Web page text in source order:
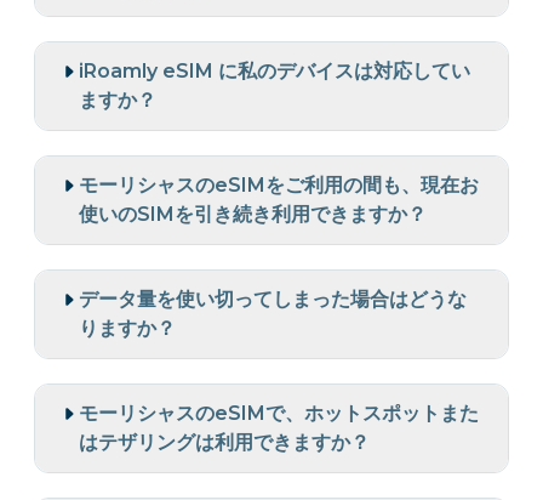
iRoamly eSIM に私のデバイスは対応してい
ますか？
モーリシャスのeSIMをご利用の間も、現在お
使いのSIMを引き続き利用できますか？
データ量を使い切ってしまった場合はどうな
りますか？
モーリシャスのeSIMで、ホットスポットまた
はテザリングは利用できますか？